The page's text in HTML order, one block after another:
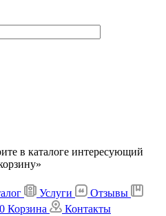
в каталоге интересующий
Услуги
Отзывы
0 Корзина Контакты